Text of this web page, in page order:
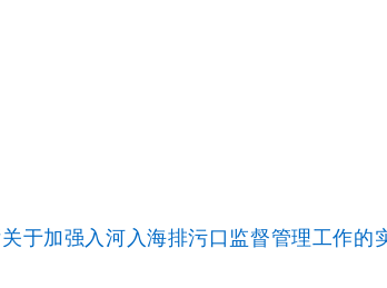
于加强入河入海排污口监督管理工作的